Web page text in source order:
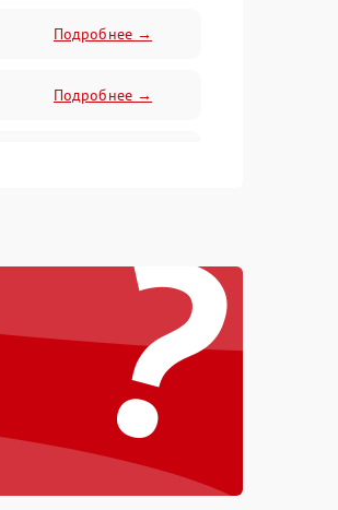
Подробнее →
Подробнее →
Подробнее →
Подробнее →
?